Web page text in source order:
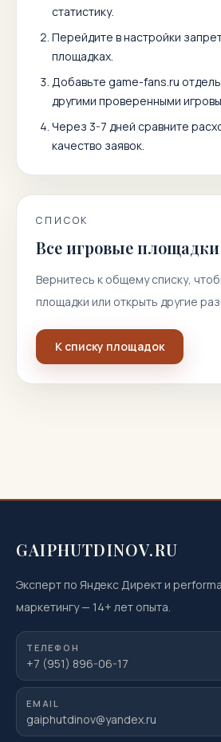
статистику.
Перейдите в настройки
площадках.
Добавьте game-fans.ru
другими проверенными
Через 3-7 дней сравните
качество заявок.
СПИСОК
Все игровые площадки
Вернитесь к общему списку,
площадки или открыть другие
К списку площадок
GAIPHUTDINOV.RU
Эксперт по Яндекс Директ и
маркетингу— 14+ лет опыта.
ТЕЛЕФОН
+7 (951) 896-06-17
EMAIL
gaiphutdinov@yandex.ru